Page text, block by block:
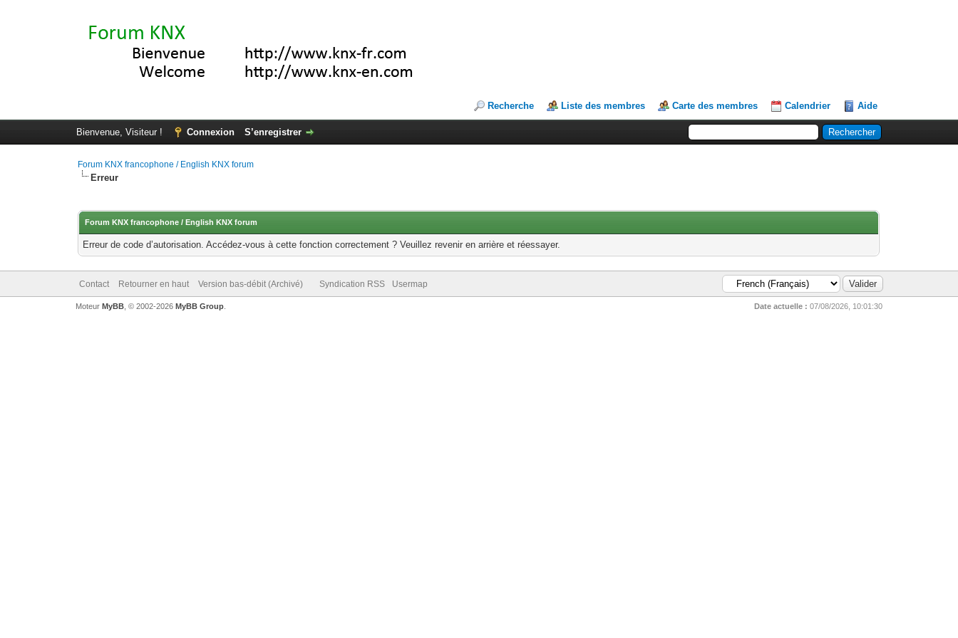
Recherche Liste des membres Carte des membres Calendrier Aide
Bienvenue, Visiteur ! Connexion S’enregistrer
Forum KNX francophone / English KNX forum
Erreur
Forum KNX francophone / English KNX forum
Erreur de code d’autorisation. Accédez-vous à cette fonction correctement ? Veuillez revenir en arrière et réessayer.
Contact Retourner en haut Version bas-débit (Archivé) Syndication RSS Usermap
Date actuelle : 07/08/2026, 10:01:30
Moteur MyBB, © 2002-2026 MyBB Group.